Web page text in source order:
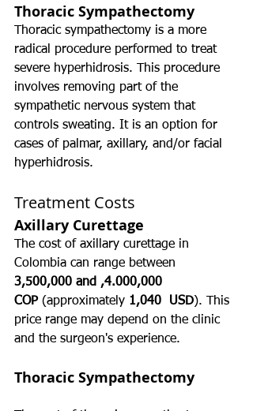
Thoracic Sympathectomy
Thoracic sympathectomy is a more
radical procedure performed to treat
severe hyperhidrosis. This procedure
involves removing part of the
sympathetic nervous system that
controls sweating. It is an option for
cases of palmar, axillary, and/or facial
hyperhidrosis.
Treatment Costs
Axillary Curettage
The cost of axillary curettage in
Colombia can range between
3,500,000 and ,4.000,000
COP (approximately 1,040  USD). This
price range may depend on the clinic
and the surgeon's experience.
Thoracic Sympathectomy